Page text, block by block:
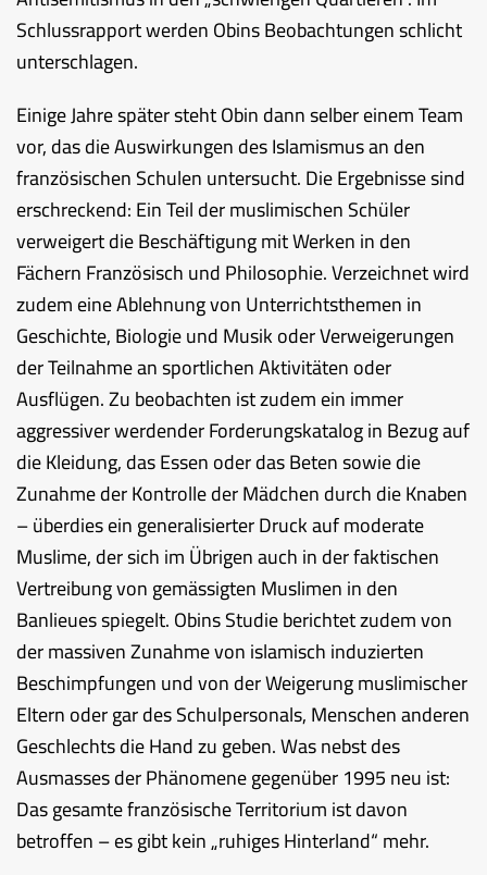
Schlussrapport werden Obins Beobachtungen schlicht
unterschlagen.
Einige Jahre später steht Obin dann selber einem Team
vor, das die Auswirkungen des Islamismus an den
französischen Schulen untersucht. Die Ergebnisse sind
erschreckend: Ein Teil der muslimischen Schüler
verweigert die Beschäftigung mit Werken in den
Fächern Französisch und Philosophie. Verzeichnet wird
zudem eine Ablehnung von Unterrichtsthemen in
Geschichte, Biologie und Musik oder Verweigerungen
der Teilnahme an sportlichen Aktivitäten oder
Ausflügen. Zu beobachten ist zudem ein immer
aggressiver werdender Forderungskatalog in Bezug auf
die Kleidung, das Essen oder das Beten sowie die
Zunahme der Kontrolle der Mädchen durch die Knaben
– überdies ein generalisierter Druck auf moderate
Muslime, der sich im Übrigen auch in der faktischen
Vertreibung von gemässigten Muslimen in den
Banlieues spiegelt. Obins Studie berichtet zudem von
der massiven Zunahme von islamisch induzierten
Beschimpfungen und von der Weigerung muslimischer
Eltern oder gar des Schulpersonals, Menschen anderen
Geschlechts die Hand zu geben. Was nebst des
Ausmasses der Phänomene gegenüber 1995 neu ist:
Das gesamte französische Territorium ist davon
betroffen – es gibt kein „ruhiges Hinterland“ mehr.